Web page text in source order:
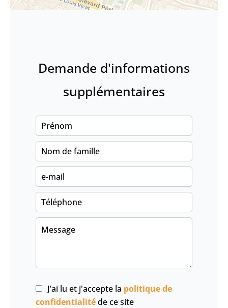
Demande d'informations
supplémentaires
J’ai lu et j'accepte la politique de
confidentialitéde ce site